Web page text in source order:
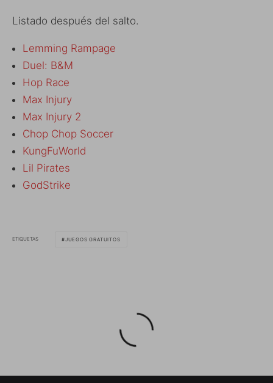
Listado después del salto.
Lemming Rampage
Duel: B&M
Hop Race
Max Injury
Max Injury 2
Chop Chop Soccer
KungFuWorld
Lil Pirates
GodStrike
ETIQUETAS JUEGOS GRATUITOS